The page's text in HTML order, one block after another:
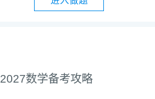
2027数学备考攻略